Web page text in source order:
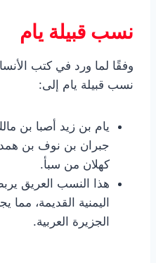
نسب قبيلة يام
وفقًا لما ورد في كتب
نسب قبيلة يام إلى:
يام بن زيد أصبا بن
جبران بن نوف بن
كهلان من سبأ.
هذا النسب العريق
اليمنية القديمة،
الجزيرة العربية.